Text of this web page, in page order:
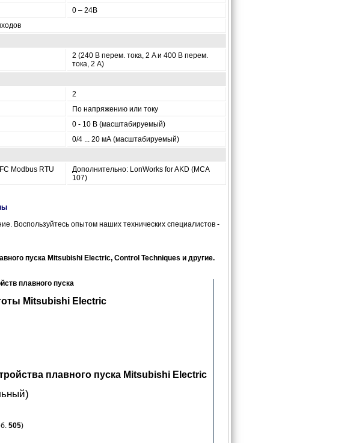
0 – 24В
2 (240 В перем. тока, 2 A и 400 В перем.
тока, 2 A)
2
По напряжению или току
0 - 10 В (масштабируемый)
0/4 ... 20 мА (масштабируемый)
Modbus RTU
Дополнительно: LonWorks for AKD (MCA
107)
Воспользуйтесь опытом наших технических специалистов -
пуска Mitsubishi Electric, Control Techniques и другие.
плавного пуска
Mitsubishi Electric
плавного пуска Mitsubishi Electric
505)